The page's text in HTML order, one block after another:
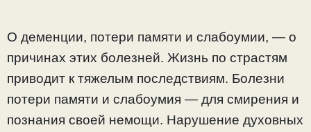
О деменции, потери памяти и слабоумии, — о
причинах этих болезней. Жизнь по страстям
приводит к тяжелым последствиям. Болезни
потери памяти и слабоумия — для смирения и
познания своей немощи. Нарушение духовных